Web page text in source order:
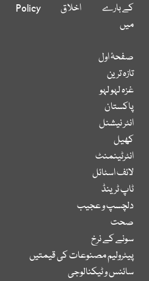
کے بارے
میں
اخلاق
Policy
صفحۂ اول
تازہ ترین
غزہ لہو لہو
پاکستان
انٹر نیشنل
کھیل
انٹرٹینمنٹ
لائف اسٹائل
ٹاپ ٹرینڈ
دلچسپ و عجیب
صحت
سونے کے نرخ
پیٹرولیم مصنوعات کی قیمتیں
سائنس و ٹیکنالوجی